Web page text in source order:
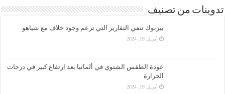
تدوينات من تصنيف
بيربوك تنفي التقارير التي تزعم وجود خلاف مع نتنياهو
أبريل 19, 2024
عودة الطقس الشتوي في ألمانيا بعد ارتفاع كبير في درجات
الحرارة
أبريل 19, 2024